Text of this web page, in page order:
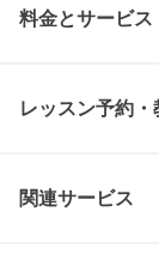
料金とサービス
レッスン予約・
関連サービス